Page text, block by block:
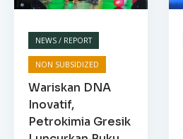
NEWS / REPORT
NON SUBSIDIZED
Wariskan DNA
Inovatif,
Petrokimia Gresik